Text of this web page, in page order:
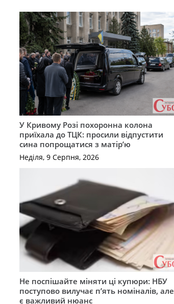
У Кривому Розі похоронна колона
приїхала до ТЦК: просили відпустити
сина попрощатися з матір’ю
Неділя, 9 Серпня, 2026
Не поспішайте міняти ці купюри: НБУ
поступово вилучає п’ять номіналів, але
є важливий нюанс